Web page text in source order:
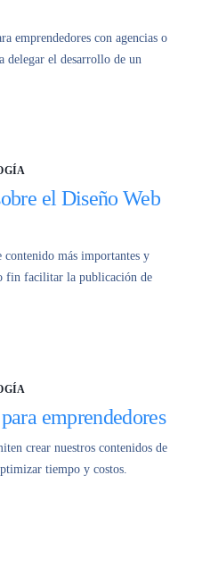
emprendedores con agencias o
delegar el desarrollo de un
el Diseño Web
contenido más importantes y
fin facilitar la publicación de
emprendedores
crear nuestros contenidos de
tiempo y costos.